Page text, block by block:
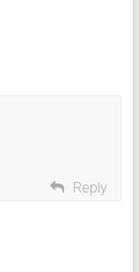
Reply